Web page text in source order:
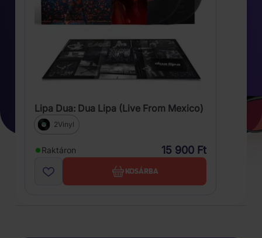
Lipa Dua: Dua Lipa (Live From Mexico)
2Vinyl
Raktáron 15 900 Ft
KOSÁRBA